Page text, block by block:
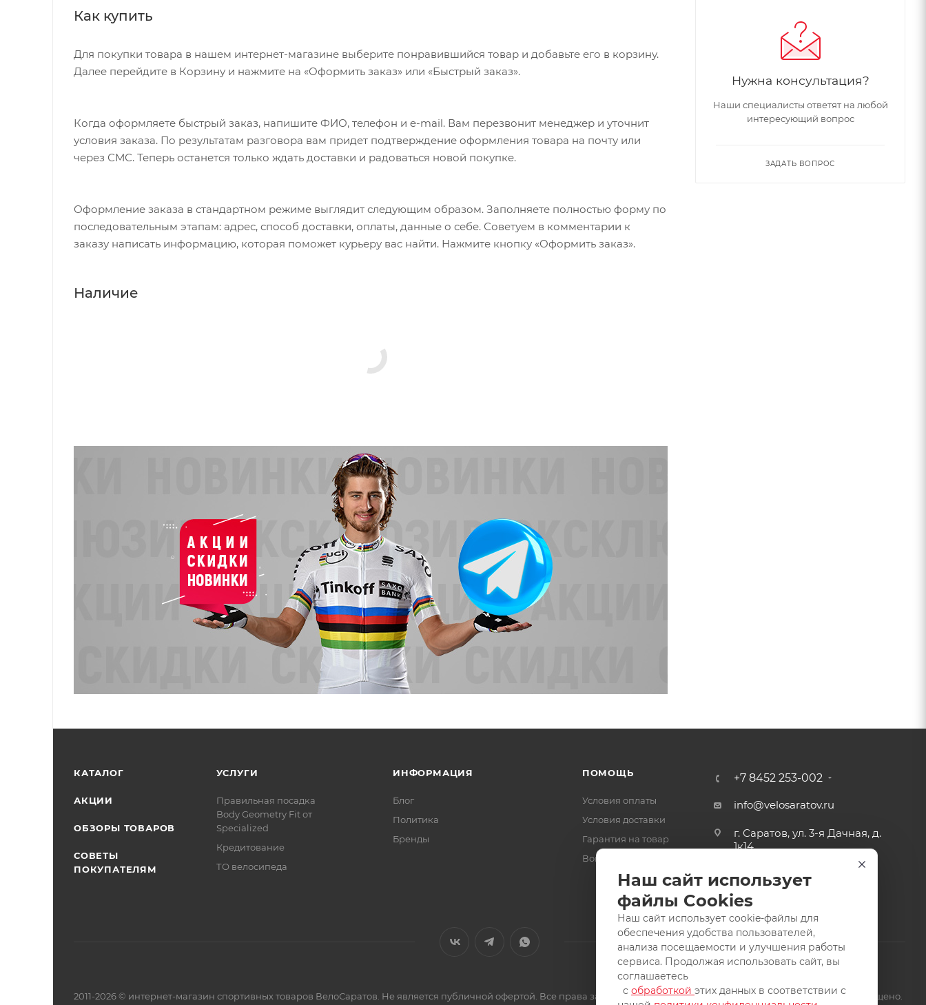
Как купить
Для покупки товара в нашем интернет-магазине выберите понравившийся товар и добавьте его в корзину.
Далее перейдите в Корзину и нажмите на «Оформить заказ» или «Быстрый заказ».
Когда оформляете быстрый заказ, напишите ФИО, телефон и e-mail. Вам перезвонит менеджер и уточнит
условия заказа. По результатам разговора вам придет подтверждение оформления товара на почту или
через СМС. Теперь останется только ждать доставки и радоваться новой покупке.
Оформление заказа в стандартном режиме выглядит следующим образом. Заполняете полностью форму по
последовательным этапам: адрес, способ доставки, оплаты, данные о себе. Советуем в комментарии к
заказу написать информацию, которая поможет курьеру вас найти. Нажмите кнопку «Оформить заказ».
Наличие
Нужна консультация?
Наши специалисты ответят на любой
интересующий вопрос
ЗАДАТЬ ВОПРОС
КАТАЛОГ
АКЦИИ
ОБЗОРЫ ТОВАРОВ
СОВЕТЫ
ПОКУПАТЕЛЯМ
УСЛУГИ
Правильная посадка
Body Geometry Fit от
Specialized
Кредитование
ТО велосипеда
ИНФОРМАЦИЯ
Блог
Политика
Бренды
ПОМОЩЬ
Условия оплаты
Условия доставки
Гарантия на товар
Вопрос-ответ
+7 8452 253-002
info@velosaratov.ru
г. Саратов, ул. 3-я Дачная, д.
1к14
2011-2026 © интернет-магазин спортивных товаров ВелоСаратов. Не является публичной офертой. Все права защищены. Заимствование материалов и фотографий запрещено.
Наш сайт использует
файлы Cookies
Наш сайт использует cookie-файлы для
обеспечения удобства пользователей,
анализа посещаемости и улучшения работы
сервиса. Продолжая использовать сайт, вы
соглашаетесь
с обработкой этих данных в соответствии с